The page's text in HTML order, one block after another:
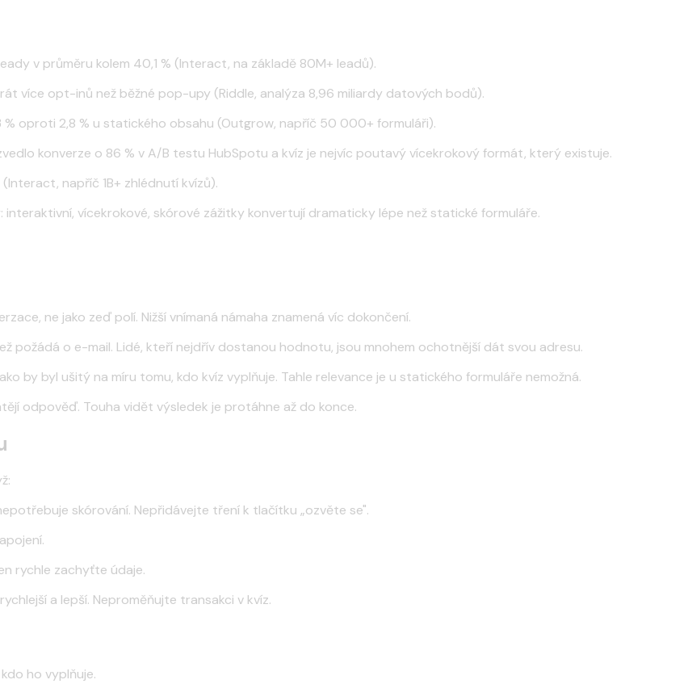
v průměru kolem 40,1 % (Interact, na základě 80M+ leadů).
více opt-inů než běžné pop-upy (Riddle, analýza 8,96 miliardy datových bodů).
oproti 2,8 % u statického obsahu (Outgrow, napříč 50 000+ formuláři).
konverze o 86 % v A/B testu HubSpotu a kvíz je nejvíc poutavý vícekrokový formát, který existuje.
napříč 1B+ zhlédnutí kvízů).
vícekrokové, skórové zážitky konvertují dramaticky lépe než statické formuláře.
ne jako zeď polí. Nižší vnímaná námaha znamená víc dokončení.
požádá o e-mail. Lidé, kteří nejdřív dostanou hodnotu, jsou mnohem ochotnější dát svou adresu.
by byl ušitý na míru tomu, kdo kvíz vyplňuje. Tahle relevance je u statického formuláře nemožná.
odpověď. Touha vidět výsledek je protáhne až do konce.
skórování. Nepřidávejte tření k tlačítku „ozvěte se".
rychle zachyťte údaje.
a lepší. Neproměňujte transakci v kvíz.
ho vyplňuje.